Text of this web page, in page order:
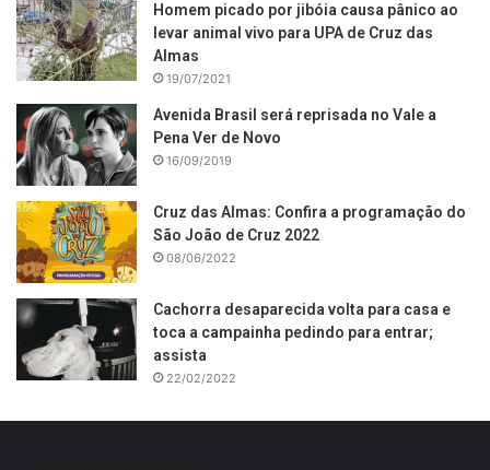
Homem picado por jibóia causa pânico ao
levar animal vivo para UPA de Cruz das
Almas
19/07/2021
Avenida Brasil será reprisada no Vale a
Pena Ver de Novo
16/09/2019
Cruz das Almas: Confira a programação do
São João de Cruz 2022
08/06/2022
Cachorra desaparecida volta para casa e
toca a campainha pedindo para entrar;
assista
22/02/2022